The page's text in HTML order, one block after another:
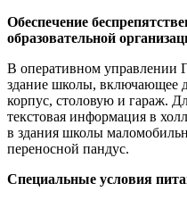
Обеспечение
образовательной
В оперативном
здание школы, включающее
корпус, столовую и гараж.
текстовая информация в
в здания школы
переносной пандус.
Специальные условия